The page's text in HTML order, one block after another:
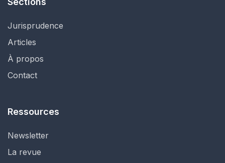
Jurisprudence
Articles
À propos
Contact
Ressources
Newsletter
La revue